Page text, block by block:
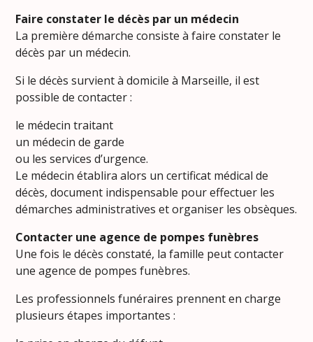
Faire constater le décès par un médecin
La première démarche consiste à faire constater le
décès par un médecin.
Si le décès survient à domicile à Marseille, il est
possible de contacter :
le médecin traitant
un médecin de garde
ou les services d’urgence.
Le médecin établira alors un certificat médical de
décès, document indispensable pour effectuer les
démarches administratives et organiser les obsèques.
Contacter une agence de pompes funèbres
Une fois le décès constaté, la famille peut contacter
une agence de pompes funèbres.
Les professionnels funéraires prennent en charge
plusieurs étapes importantes :